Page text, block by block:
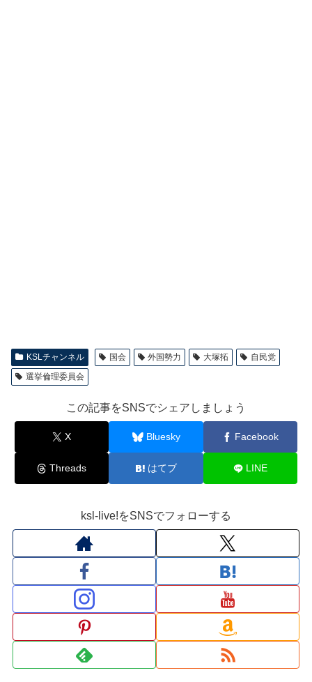
KSLチャンネル 国会 外国勢力 大塚拓
自民党
選挙倫理委員会
この記事をSNSでシェアしましょう
X Bluesky Facebook
Threads はてブ LINE
ksl-live!をSNSでフォローする